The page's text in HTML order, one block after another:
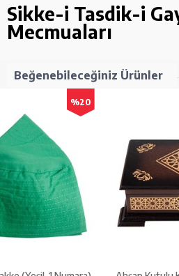
Sikke-i Tasdik-i
Mecmuaları
Beğenebileceğiniz Ürünler